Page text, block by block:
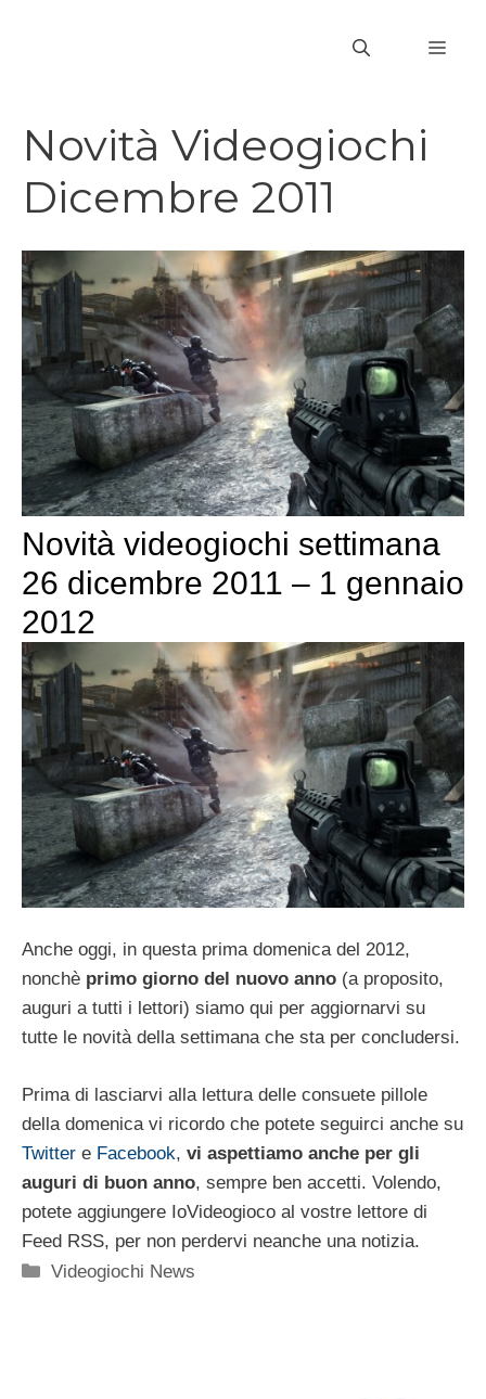
Novità Videogiochi
Dicembre 2011
Novità videogiochi settimana
26 dicembre 2011 – 1 gennaio
2012
Anche oggi, in questa prima domenica del 2012,
nonchè primo giorno del nuovo anno (a proposito,
auguri a tutti i lettori) siamo qui per aggiornarvi su
tutte le novità della settimana che sta per concludersi.
Prima di lasciarvi alla lettura delle consuete pillole
della domenica vi ricordo che potete seguirci anche su
Twitter e Facebook, vi aspettiamo anche per gli
auguri di buon anno, sempre ben accetti. Volendo,
potete aggiungere IoVideogioco al vostre lettore di
Feed RSS, per non perdervi neanche una notizia.
Categorie
Videogiochi News